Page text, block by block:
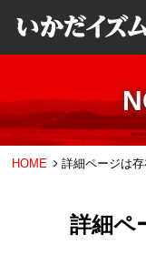
HOME 詳細ページは
詳細ペ